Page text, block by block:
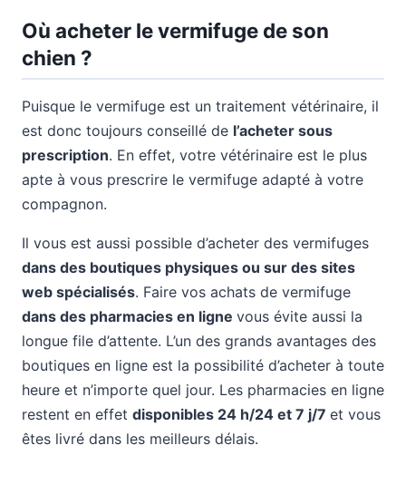
Où acheter le vermifuge de son
chien ?
Puisque le vermifuge est un traitement vétérinaire, il
est donc toujours conseillé de l’acheter sous
prescription. En effet, votre vétérinaire est le plus
apte à vous prescrire le vermifuge adapté à votre
compagnon.
Il vous est aussi possible d’acheter des vermifuges
dans des boutiques physiques ou sur des sites
web spécialisés. Faire vos achats de vermifuge
dans des pharmacies en ligne vous évite aussi la
longue file d’attente. L’un des grands avantages des
boutiques en ligne est la possibilité d’acheter à toute
heure et n’importe quel jour. Les pharmacies en ligne
restent en effet disponibles 24 h/24 et 7 j/7 et vous
êtes livré dans les meilleurs délais.